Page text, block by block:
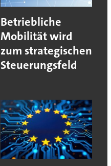
Betriebliche
Mobilität wird
zum strategischen
Steuerungsfeld